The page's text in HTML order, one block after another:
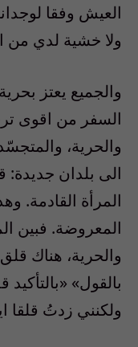
العيش وفقا
ولا خشية لدي من
والجميع يعتز
السفر من اقوى
والحرية،
الى بلدان جديدة:
المرأة القادمة.
المعروضة. فبين
والحرية، هناك
بالقول»
ولكنني زدتُ قلقا